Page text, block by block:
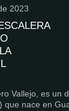
2023
Vallejo, es un
que nace en